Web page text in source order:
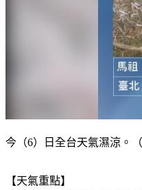
今（6）日全台天氣濕涼。
【天氣重點】